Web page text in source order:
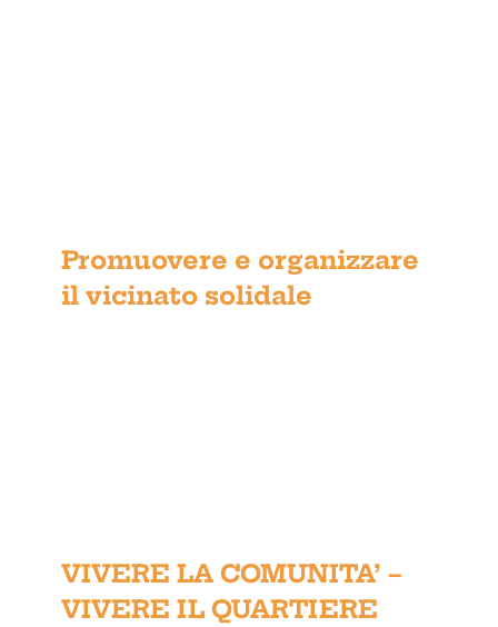
vicinato solidale
Promuovere e organizzare
il vicinato solidale
VIVERE IL QUARTIERE
VIVERE LA COMUNITA’ –
VIVERE IL QUARTIERE